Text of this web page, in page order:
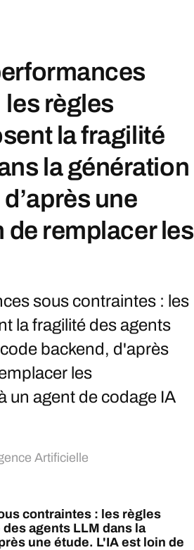
règles
la fragilité
la génération
une
de remplacer les
sous contraintes : les
la fragilité des agents
backend, d'après
les
un agent de codage IA
Artificielle
contraintes : les règles
agents LLM dans la
une étude. L'IA est loin de